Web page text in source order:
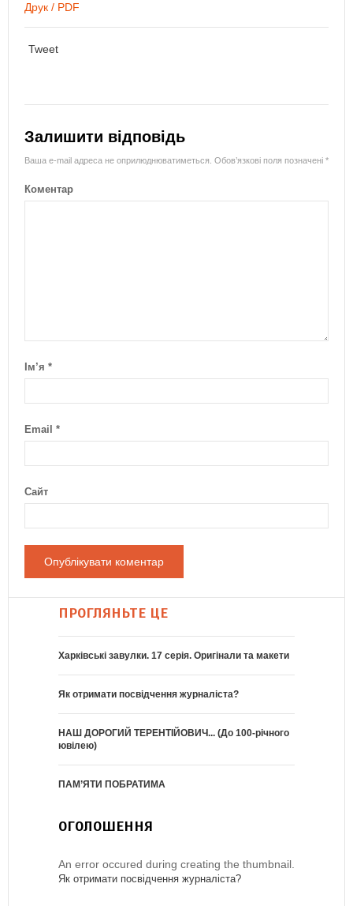
Друк / PDF
Tweet
Залишити відповідь
Ваша e-mail адреса не оприлюднюватиметься. Обов’язкові поля позначені *
Коментар
Ім’я *
Email *
Сайт
ПРОГЛЯНЬТЕ ЦЕ
Харківські завулки. 17 серія. Оригінали та макети
Як отримати посвідчення журналіста?
НАШ ДОРОГИЙ ТЕРЕНТІЙОВИЧ... (До 100-річного
ювілею)
ПАМ’ЯТИ ПОБРАТИМА
ОГОЛОШЕННЯ
An error occured during creating the thumbnail.
Як отримати посвідчення журналіста?